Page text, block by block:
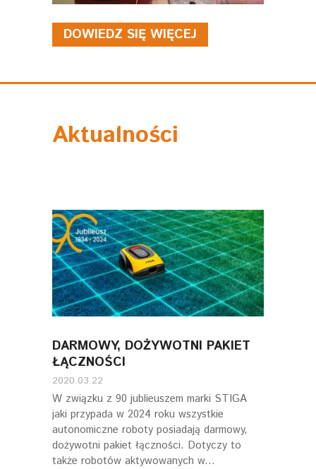
DOWIEDZ SIĘ WIĘCEJ
Aktualności
DARMOWY, DOŻYWOTNI PAKIET
ŁĄCZNOŚCI
2020.03.22
W związku z 90 jublieuszem marki STIGA
jaki przypada w 2024 roku wszystkie
autonomiczne roboty posiadają darmowy,
dożywotni pakiet łączności. Dotyczy to
także robotów aktywowanych w...